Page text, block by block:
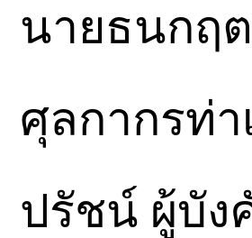
นายธนกฤ
ศุลกากรท่
ปรัชน์ ผู้บัง